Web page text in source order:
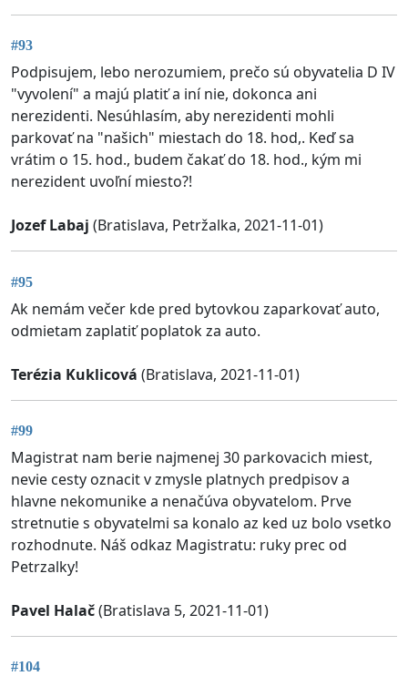
#93
Podpisujem, lebo nerozumiem, prečo sú obyvatelia D IV
"vyvolení" a majú platiť a iní nie, dokonca ani
nerezidenti. Nesúhlasím, aby nerezidenti mohli
parkovať na "našich" miestach do 18. hod,. Keď sa
vrátim o 15. hod., budem čakať do 18. hod., kým mi
nerezident uvoľní miesto?!
Jozef Labaj (Bratislava, Petržalka, 2021-11-01)
#95
Ak nemám večer kde pred bytovkou zaparkovať auto,
odmietam zaplatiť poplatok za auto.
Terézia Kuklicová (Bratislava, 2021-11-01)
#99
Magistrat nam berie najmenej 30 parkovacich miest,
nevie cesty oznacit v zmysle platnych predpisov a
hlavne nekomunike a nenačúva obyvatelom. Prve
stretnutie s obyvatelmi sa konalo az ked uz bolo vsetko
rozhodnute. Náš odkaz Magistratu: ruky prec od
Petrzalky!
Pavel Halač(Bratislava 5, 2021-11-01)
#104